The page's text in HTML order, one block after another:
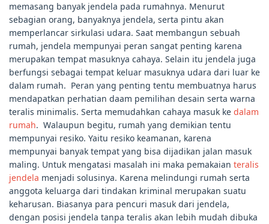
memasang banyak jendela pada rumahnya. Menurut
sebagian orang, banyaknya jendela, serta pintu akan
memperlancar sirkulasi udara. Saat membangun sebuah
rumah, jendela mempunyai peran sangat penting karena
merupakan tempat masuknya cahaya. Selain itu jendela juga
berfungsi sebagai tempat keluar masuknya udara dari luar ke
dalam rumah. Peran yang penting tentu membuatnya harus
mendapatkan perhatian daam pemilihan desain serta warna
teralis minimalis. Serta memudahkan cahaya masuk ke dalam
rumah. Walaupun begitu, rumah yang demikian tentu
mempunyai resiko. Yaitu resiko keamanan, karena
mempunyai banyak tempat yang bisa dijadikan jalan masuk
maling. Untuk mengatasi masalah ini maka pemakaian teralis
jendela menjadi solusinya. Karena melindungi rumah serta
anggota keluarga dari tindakan kriminal merupakan suatu
keharusan. Biasanya para pencuri masuk dari jendela,
dengan posisi jendela tanpa teralis akan lebih mudah dibuka